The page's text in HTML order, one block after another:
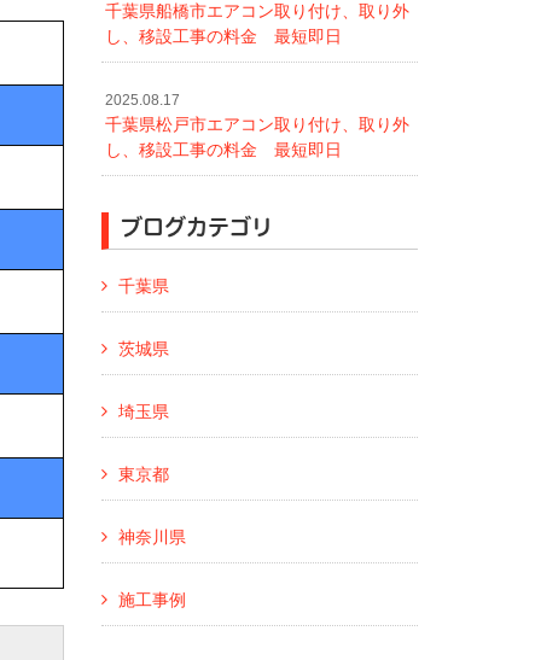
千葉県船橋市エアコン取り付け、取り外
し、移設工事の料金 最短即日
2025.08.17
千葉県松戸市エアコン取り付け、取り外
し、移設工事の料金 最短即日
ブログカテゴリ
千葉県
茨城県
埼玉県
東京都
神奈川県
施工事例